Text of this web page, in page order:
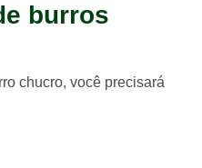
burros
chucro, você precisará